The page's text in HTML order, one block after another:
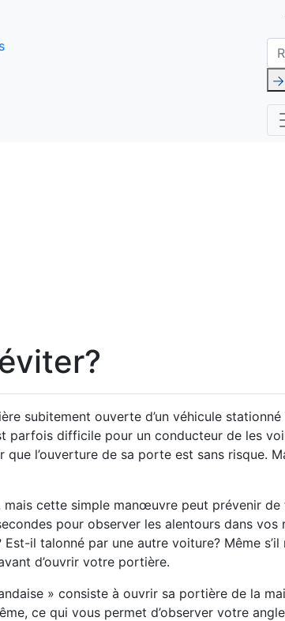
subitement ouverte d’un véhicule
difficile pour un conducteur de les
l’ouverture de sa porte est sans risque.
cette simple manœuvre peut prévenir
pour observer les alentours dans vos
il talonné par une autre voiture? Même s’il
d’ouvrir votre portière.
» consiste à ouvrir sa portière de la
ce qui vous permet d’observer votre